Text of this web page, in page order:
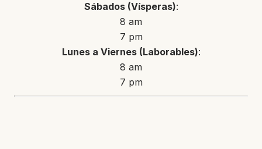
Sábados (Vísperas):
8 am
7 pm
Lunes a Viernes (Laborables):
8 am
7 pm